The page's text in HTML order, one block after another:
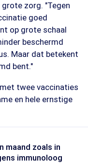
zorg. "Tegen
goed
op grote schaal
beschermd
Maar dat betekent
bent."
twee vaccinaties
en hele ernstige
maand zoals in
immunoloog